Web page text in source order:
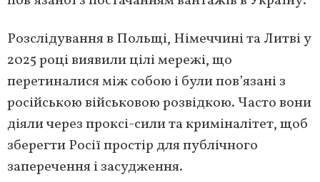
Розслідування в Польщі, Німеччині та Литві у
2025 році виявили цілі мережі, що
перетиналися між собою і були пов’язані з
російською військовою розвідкою. Часто вони
діяли через проксі-сили та криміналітет, щоб
зберегти Росії простір для публічного
заперечення і засудження.